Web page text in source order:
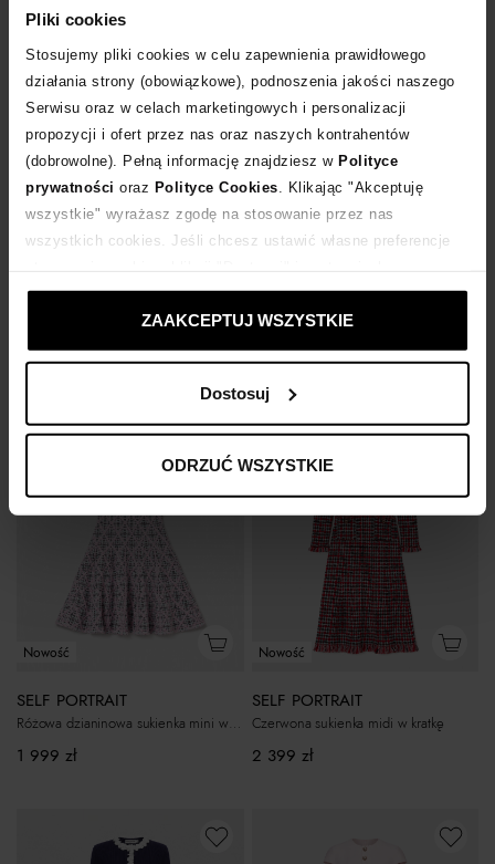
Pliki cookies
Stosujemy pliki cookies w celu zapewnienia prawidłowego
działania strony (obowiązkowe), podnoszenia jakości naszego
Serwisu oraz w celach marketingowych i personalizacji
propozycji i ofert przez nas oraz naszych kontrahentów
(dobrowolne). Pełną informację znajdziesz w Polityce
prywatności oraz Polityce Cookies . Klikając "Akceptuję
wszystkie" wyrażasz zgodę na stosowanie przez nas
wszystkich cookies. Jeśli chcesz ustawić własne preferencje
ustawienia prywatności.
ZAAKCEPTUJ WSZYSTKIE
Dostosuj
ODRZUĆ WSZYSTKIE
Nowość Nowość
Nowość
SELF PORTRAIT
Różowa dzianinowa sukienka mini w kratkę
1 999 zł
Nowość
SELF PORTRAIT
Czerwona sukienka midi w kratkę
2 399 zł